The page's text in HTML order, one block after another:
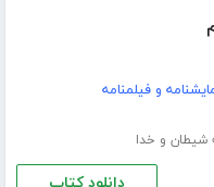
و فیلمنامه
شیطان و خدا